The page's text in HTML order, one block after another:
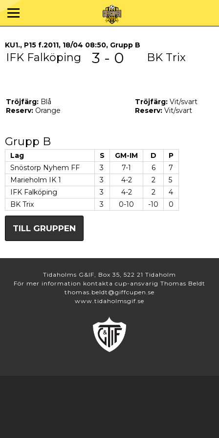
KU1., P15 f.2011, 18/04 08:50, Grupp B
IFK Falköping 3 - 0 BK Trix
Tröjfärg: Blå
Reserv: Orange
Tröjfärg: Vit/svart
Reserv: Vit/svart
Grupp B
Lag S GM-IM D
P
Snöstorp Nyhem FF
3 7-1 6
7
Marieholm IK 1
3 4-2 2
5
IFK Falköping
3 4-2 2
4
BK Trix
3 0-10 -10 0
TILL GRUPPEN
Tidaholms G&IF, Box 35, 522 21 Tidaholm
För mer information kontakta cup-ansvarig Thomas Beldt
thomas.beldt@giffcupen.se
www.tidaholmsgif.se